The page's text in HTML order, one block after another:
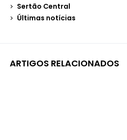
Sertão Central
Últimas notícias
ARTIGOS RELACIONADOS